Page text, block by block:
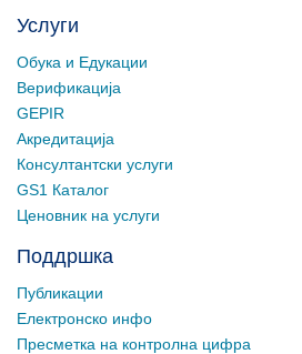
Услуги
Обука и Едукации
Верификација
GEPIR
Акредитација
Консултантски услуги
GS1 Каталог
Ценовник на услуги
Поддршка
Публикации
Електронско инфо
Пресметка на контролна цифра